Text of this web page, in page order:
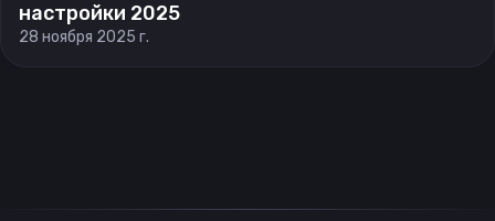
настройки 2025
28 ноября 2025 г.